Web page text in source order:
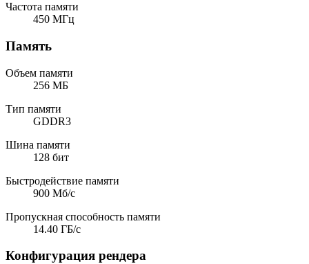
Частота памяти
450 МГц
Память
Объем памяти
256 МБ
Тип памяти
GDDR3
Шина памяти
128 бит
Быстродействие памяти
900 Мб/с
Пропускная способность памяти
14.40 ГБ/с
Конфигурация рендера